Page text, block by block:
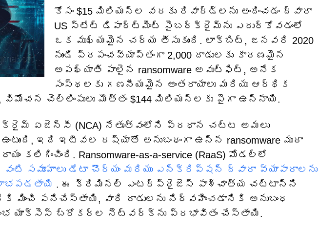
కోసం $15 మిలియన్ల వరకు రివార్డ్‌లను అందించడం ద్వారా
US స్టేట్ డిపార్ట్‌మెంట్ సైబర్‌క్రైమ్‌ను ఎదుర్కోవడంలో
ఒక ముఖ్యమైన చర్య తీసుకుంది. లాక్‌బిట్, జనవరి 2020
నుండి ప్రపంచవ్యాప్తంగా 2,000 దాడులకు కారణమైన
అపఖ్యాతి పాలైన ransomware అవుట్‌ఫిట్, అనేక
సంస్థలకు గణనీయమైన అంతరాయాలు మరియు ఆర్థిక
విమోచన చెల్లింపులు మొత్తం $144 మిలియన్లకు పైగా ఉన్నాయి.
ఏజెన్సీ (NCA) నేతృత్వంలోని ప్రధాన చట్ట అమలు
ఇది ఇటీవల రష్యాతో అనుబంధంగా ఉన్న ransomware ముఠా
కలిగించింది. Ransomware-as-a-service (RaaS) మోడల్‌లో
సమూహాలు డేటా చౌర్యం మరియు ఎన్‌క్రిప్షన్ ద్వారా వ్యాపారాలను
. ఈ క్రిమినల్ ఎంటర్‌ప్రైజెస్ పాశ్చాత్య చట్టాన్ని
మించి పనిచేస్తాయి, వారి దాడులను నిర్వహించడానికి అనుబంధ
యాక్సెస్ బ్రోకర్ల నెట్‌వర్క్‌ను ప్రభావితం చేస్తాయి.